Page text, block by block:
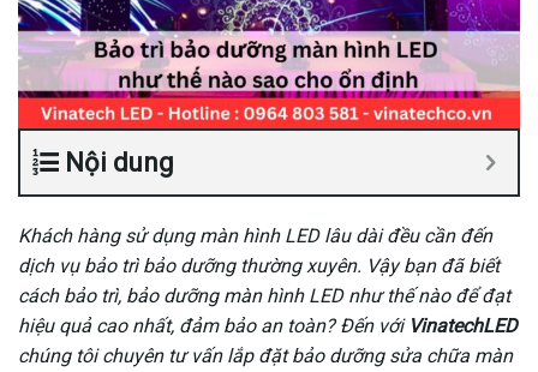
Nội dung
Khách hàng sử dụng màn hình LED lâu dài đều cần đến
dịch vụ bảo trì bảo dưỡng thường xuyên. Vậy bạn đã biết
cách bảo trì, bảo dưỡng màn hình LED như thế nào để đạt
hiệu quả cao nhất, đảm bảo an toàn? Đến với VinatechLED
chúng tôi chuyên tư vấn lắp đặt bảo dưỡng sửa chữa màn